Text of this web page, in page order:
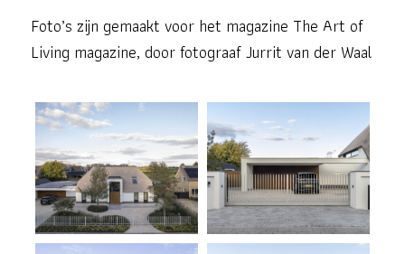
Foto’s zijn gemaakt voor het magazine The Art of
Living magazine, door fotograaf Jurrit van der Waal